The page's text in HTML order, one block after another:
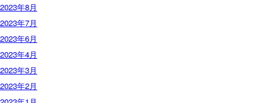
2023年8月
2023年7月
2023年6月
2023年4月
2023年3月
2023年2月